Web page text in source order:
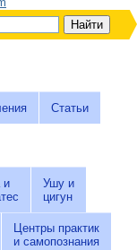
Статьи
и
Ушу и
цигун
Центры практик
и самопознания